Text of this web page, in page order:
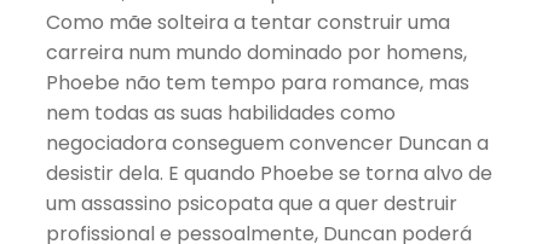
Como mãe solteira a tentar construir uma
carreira num mundo dominado por homens,
Phoebe não tem tempo para romance, mas
nem todas as suas habilidades como
negociadora conseguem convencer Duncan a
desistir dela. E quando Phoebe se torna alvo de
um assassino psicopata que a quer destruir
profissional e pessoalmente, Duncan poderá